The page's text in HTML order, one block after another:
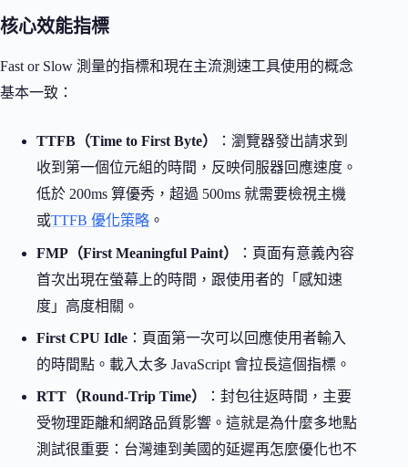
核心效能指標
Fast or Slow 測量的指標和現在主流測速工具使用的概念
基本一致：
TTFB（Time to First Byte）
：瀏覽器發出請求到
收到第一個位元組的時間，反映伺服器回應速度。
低於 200ms 算優秀，超過 500ms 就需要檢視主機
或TTFB 優化策略 。
FMP（First Meaningful Paint）
：頁面有意義內容
首次出現在螢幕上的時間，跟使用者的「感知速
度」高度相關。
First CPU Idle ：頁面第一次可以回應使用者輸入
的時間點。載入太多 JavaScript 會拉長這個指標。
RTT（Round-Trip Time）
：封包往返時間，主要
受物理距離和網路品質影響。這就是為什麼多地點
測試很重要：台灣連到美國的延遲再怎麼優化也不